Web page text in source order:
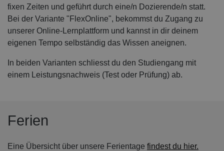
fixen Zeiten und geführt durch eine/n Dozierende/n statt.
Bei der Variante "FlexOnline", bekommst du Zugang zu
unserer Online-Lernplattform und kannst in dir deinem
eigenen Tempo selbständig das Wissen aneignen.
In beiden Varianten schliesst du den Studiengang mit
einem Leistungsnachweis (Test oder Prüfung) ab.
Ferien
Eine Übersicht über unsere Ferientage findest du hier.